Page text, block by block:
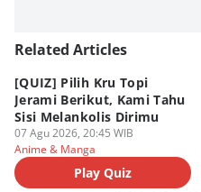
Related Articles
[QUIZ] Pilih Kru Topi
Jerami Berikut, Kami Tahu
Sisi Melankolis Dirimu
07 Agu 2026, 20:45 WIB
Anime & Manga
Play Quiz